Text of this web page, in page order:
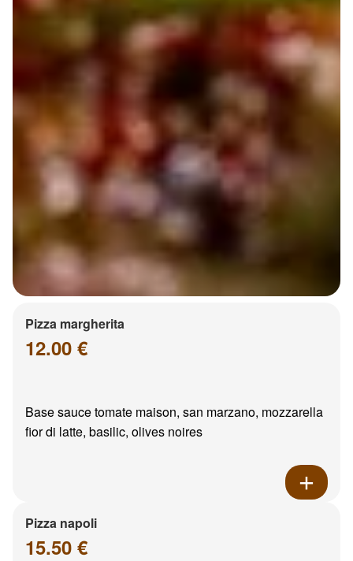
Pizza margherita
12.00 €
Base sauce tomate maison, san marzano, mozzarella
fior di latte, basilic, olives noires
Pizza napoli
15.50 €